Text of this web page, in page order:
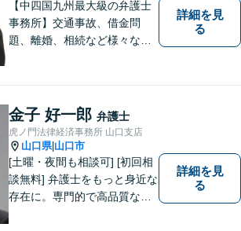
【中四国九州最大級の弁護士
事務所】交通事故、借金問
題、離婚、相続など様々な問
い！
詳細を見
る
金子 好一郎 弁護士
虎ノ門法律経済事務所 山口支店
山口県| 山口市
[土曜・夜間も相談可] [初回相
談無料] 弁護士をもっと身近な
存在に。専門的で高品質なリ
詳細を見
る